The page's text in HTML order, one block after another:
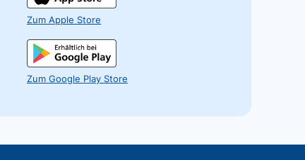
Zum Apple Store
Zum Google Play Store